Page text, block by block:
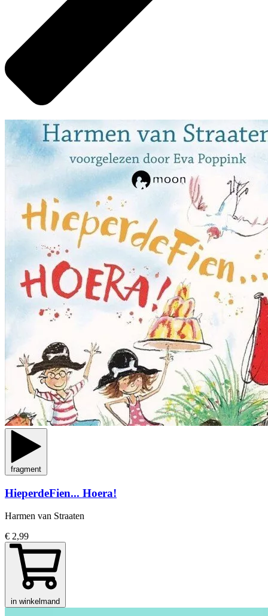
fragment
HieperdeFien... Hoera!
Harmen van Straaten
€ 2,99
in winkelmand